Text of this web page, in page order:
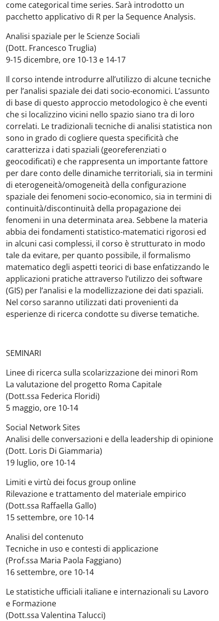
come categorical time series. Sarà introdotto un
pacchetto applicativo di R per la Sequence Analysis.
Analisi spaziale per le Scienze Sociali
(Dott. Francesco Truglia)
9-15 dicembre, ore 10-13 e 14-17
Il corso intende introdurre all’utilizzo di alcune tecniche
per l’analisi spaziale dei dati socio-economici. L’assunto
di base di questo approccio metodologico è che eventi
che si localizzino vicini nello spazio siano tra di loro
correlati. Le tradizionali tecniche di analisi statistica non
sono in grado di cogliere questa specificità che
caratterizza i dati spaziali (georeferenziati o
geocodificati) e che rappresenta un importante fattore
per dare conto delle dinamiche territoriali, sia in termini
di eterogeneità/omogeneità della configurazione
spaziale dei fenomeni socio-economico, sia in termini di
continuità/discontinuità della propagazione dei
fenomeni in una determinata area. Sebbene la materia
abbia dei fondamenti statistico-matematici rigorosi ed
in alcuni casi complessi, il corso è strutturato in modo
tale da evitare, per quanto possibile, il formalismo
matematico degli aspetti teorici di base enfatizzando le
applicazioni pratiche attraverso l’utilizzo dei software
(GIS) per l’analisi e la modellizzazione dei dati spaziali.
Nel corso saranno utilizzati dati provenienti da
esperienze di ricerca condotte su diverse tematiche.
SEMINARI
Linee di ricerca sulla scolarizzazione dei minori Rom
La valutazione del progetto Roma Capitale
(Dott.ssa Federica Floridi)
5 maggio, ore 10-14
Social Network Sites
Analisi delle conversazioni e della leadership di opinione
(Dott. Loris Di Giammaria)
19 luglio, ore 10-14
Limiti e virtù dei focus group online
Rilevazione e trattamento del materiale empirico
(Dott.ssa Raffaella Gallo)
15 settembre, ore 10-14
Analisi del contenuto
Tecniche in uso e contesti di applicazione
(Prof.ssa Maria Paola Faggiano)
16 settembre, ore 10-14
Le statistiche ufficiali italiane e internazionali su Lavoro
e Formazione
(Dott.ssa Valentina Talucci)